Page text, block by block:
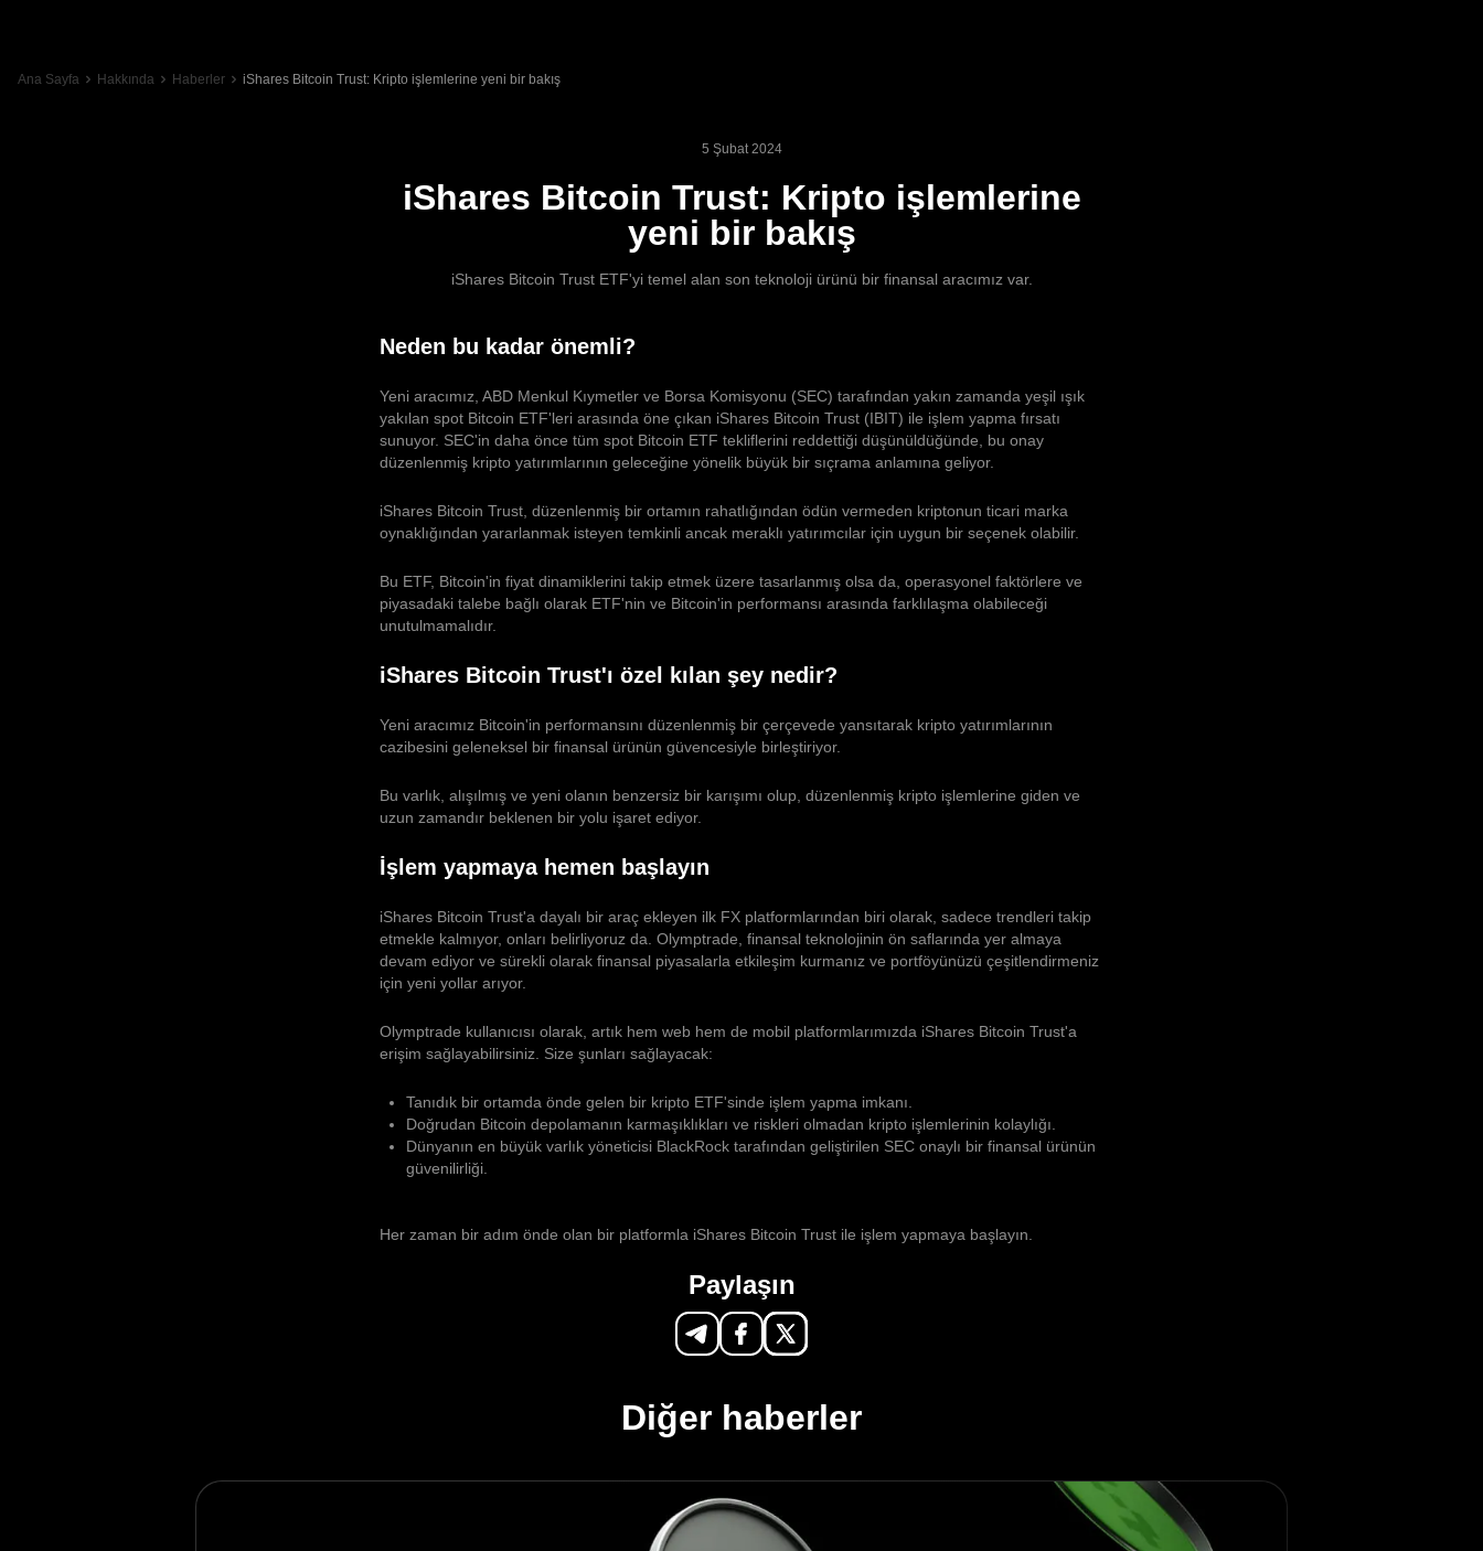
Ana Sayfa Hakkında Haberler iShares Bitcoin Trust: Kripto işlemlerine yeni bir bakış
5 Şubat 2024
iShares Bitcoin Trust: Kripto işlemlerine
yeni bir bakış
iShares Bitcoin Trust ETF'yi temel alan son teknoloji ürünü bir finansal aracımız var.
Neden bu kadar önemli?
Yeni aracımız, ABD Menkul Kıymetler ve Borsa Komisyonu (SEC) tarafından yakın zamanda yeşil ışık
yakılan spot Bitcoin ETF'leri arasında öne çıkan iShares Bitcoin Trust (IBIT) ile işlem yapma fırsatı
sunuyor. SEC'in daha önce tüm spot Bitcoin ETF tekliflerini reddettiği düşünüldüğünde, bu onay
düzenlenmiş kripto yatırımlarının geleceğine yönelik büyük bir sıçrama anlamına geliyor.
iShares Bitcoin Trust, düzenlenmiş bir ortamın rahatlığından ödün vermeden kriptonun ticari marka
oynaklığından yararlanmak isteyen temkinli ancak meraklı yatırımcılar için uygun bir seçenek olabilir.
Bu ETF, Bitcoin'in fiyat dinamiklerini takip etmek üzere tasarlanmış olsa da, operasyonel faktörlere ve
piyasadaki talebe bağlı olarak ETF'nin ve Bitcoin'in performansı arasında farklılaşma olabileceği
unutulmamalıdır.
iShares Bitcoin Trust'ı özel kılan şey nedir?
Yeni aracımız Bitcoin'in performansını düzenlenmiş bir çerçevede yansıtarak kripto yatırımlarının
cazibesini geleneksel bir finansal ürünün güvencesiyle birleştiriyor.
Bu varlık, alışılmış ve yeni olanın benzersiz bir karışımı olup, düzenlenmiş kripto işlemlerine giden ve
uzun zamandır beklenen bir yolu işaret ediyor.
İşlem yapmaya hemen başlayın
iShares Bitcoin Trust'a dayalı bir araç ekleyen ilk FX platformlarından biri olarak, sadece trendleri takip
etmekle kalmıyor, onları belirliyoruz da. Olymptrade, finansal teknolojinin ön saflarında yer almaya
devam ediyor ve sürekli olarak finansal piyasalarla etkileşim kurmanız ve portföyünüzü çeşitlendirmeniz
için yeni yollar arıyor.
Olymptrade kullanıcısı olarak, artık hem web hem de mobil platformlarımızda iShares Bitcoin Trust'a
erişim sağlayabilirsiniz. Size şunları sağlayacak:
Tanıdık bir ortamda önde gelen bir kripto ETF'sinde işlem yapma imkanı.
Doğrudan Bitcoin depolamanın karmaşıklıkları ve riskleri olmadan kripto işlemlerinin kolaylığı.
Dünyanın en büyük varlık yöneticisi BlackRock tarafından geliştirilen SEC onaylı bir finansal ürünün
güvenilirliği.
Her zaman bir adım önde olan bir platformla iShares Bitcoin Trust ile işlem yapmaya başlayın.
Paylaşın
Diğer haberler